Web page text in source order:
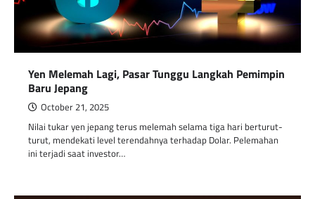
Yen Melemah Lagi, Pasar Tunggu Langkah Pemimpin
Baru Jepang
October 21, 2025
Nilai tukar yen jepang terus melemah selama tiga hari berturut-
turut, mendekati level terendahnya terhadap Dolar. Pelemahan
ini terjadi saat investor…